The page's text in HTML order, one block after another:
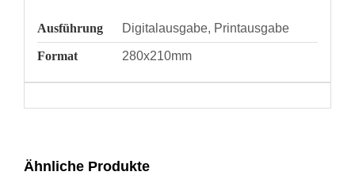
Ausführung Digitalausgabe, Printausgabe
Format 280x210mm
Ähnliche Produkte